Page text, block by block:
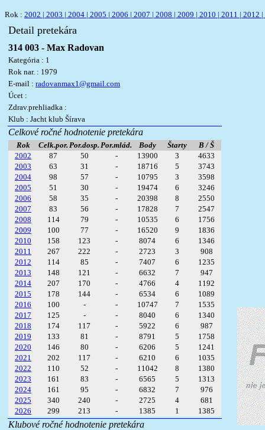
Rok : 2002 | 2003 | 2004 | 2005 | 2006 | 2007 | 2008 | 2009 | 2010 | 2011 | 2012 |
Detail pretekára
314 003 - Max Radovan
Kategória : 1
Rok nar. : 1979
E-mail : radovanmax1@gmail.com
Úcet :
Zdrav.prehliadka :
Klub : Jacht klub Šírava
Celkové ročné hodnotenie pretekára
Rok Celk.por. Por.dosp. Por.mlád. Body Štarty
B / Š
2002
87 50 - 13900 3
4633
2003
63 31 - 18716 5
3743
2004
98 57 - 10795 3
3598
2005
51 30 - 19474 6
3246
2006
58 35 - 20398 8
2550
2007
83 56 - 17828 7
2547
2008
114 79 - 10535 6
1756
2009
100 77 - 16520 9
1836
2010
158 123 - 8074 6
1346
2011
267 222 - 2723 3
908
2012
114 85 - 7407 6
1235
2013
148 121 - 6632 7
947
2014
207 170 - 4766 4
1192
2015
178 144 - 6534 6
1089
2016
100 - - 10747 7
1535
2017
125 - - 8040 6
1340
2018
174 117 - 5922 6
987
2019
133 81 - 8791 5
1758
2020
146 80 - 6206 5
1241
2021
202 117 - 6210 6
1035
2022
110 52 - 11042 8
1380
2023
161 83 - 6565 5
1313
2024
161 95 - 6832 7
976
2025
340 240 - 2725 4
681
2026
299 213 - 1385 1 1385
Klubové ročné hodnotenie pretekára